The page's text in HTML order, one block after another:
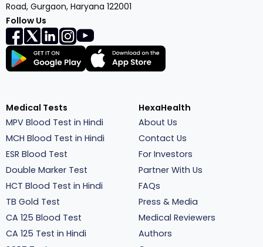
Road, Gurgaon, Haryana 122001
Follow Us
Medical Tests
MPV Blood Test in Hindi
MCH Blood Test in Hindi
ESR Blood Test
Double Marker Test
HCT Blood Test in Hindi
TB Gold Test
CA 125 Blood Test
CA 125 Test in Hindi
HexaHealth
About Us
Contact Us
For Investors
Partner With Us
FAQs
Press & Media
Medical Reviewers
Authors